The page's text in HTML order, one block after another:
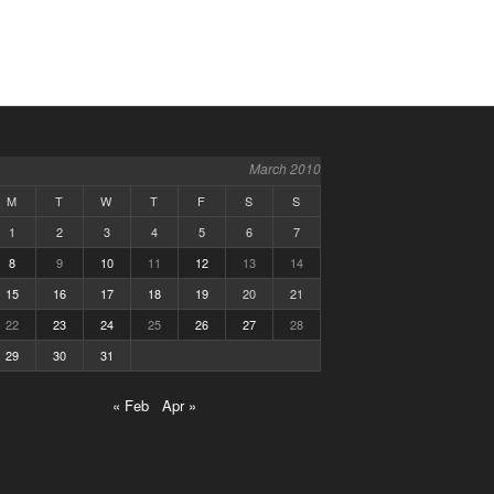
March 2010
M T W T F S
S
1
2 3 4 5 6
7
8
9 10 11 12 13
14
15
16 17 18 19 20
21
22
23 24 25 26 27
28
29
30 31
« Feb Apr »